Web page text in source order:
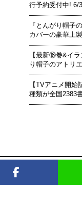
行予約受付中! 6/
『とんがり帽子
カバーの豪華上
【最新⑯巻&イ
り帽子のアトリ
【TVアニメ開
種類が全国2383